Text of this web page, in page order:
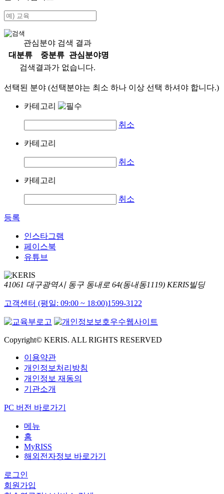
관심분야 검색 결과
대분류
중분류
관심분야명
검색결과가 없습니다.
선택된 분야 (선택분야는 최소 하나 이상 선택 하셔야 합니다.)
카테고리
취소
카테고리
취소
카테고리
취소
등록
인스타그램
페이스북
유튜브
41061 대구광역시 동구 동내로 64(동내동1119) KERIS빌딩
고객센터 (평일: 09:00 ~ 18:00)1599-3122
Copyright© KERIS. ALL RIGHTS RESERVED
이용약관
개인정보처리방침
개인정보 재동의
기관소개
PC 버전 바로가기
메뉴
홈
MyRISS
해외전자정보 바로가기
로그인
회원가입